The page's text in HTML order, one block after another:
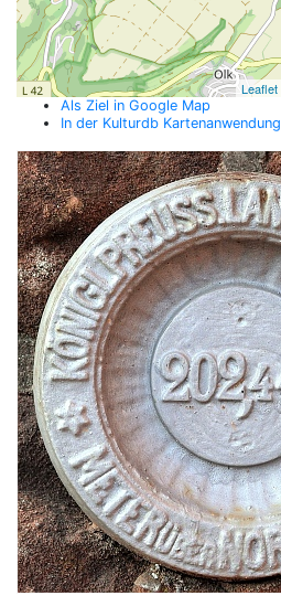
Leaflet
Als Ziel in Google Map
In der Kulturdb Kartenanwendung